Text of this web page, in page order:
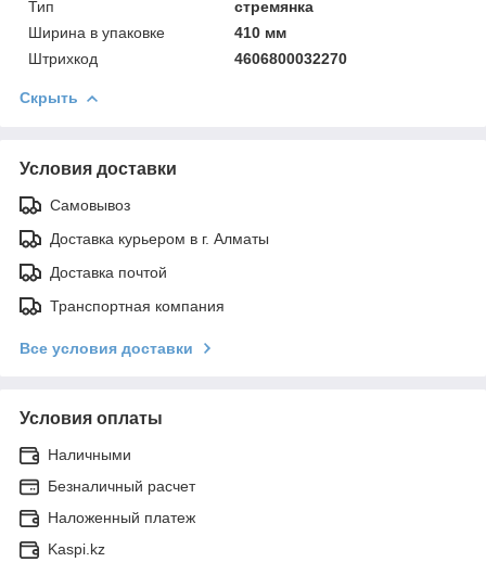
Тип
стремянка
Ширинa в упаковке
410 мм
Штрихкод
4606800032270
Скрыть
Условия доставки
Самовывоз
Доставка курьером в г. Алматы
Доставка почтой
Транспортная компания
Все условия доставки
Условия оплаты
Наличными
Безналичный расчет
Наложенный платеж
Kaspi.kz